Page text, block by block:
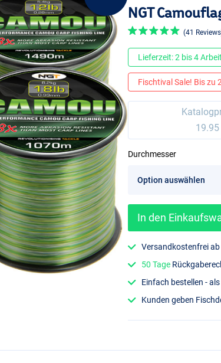
NGT
(41
Lieferzeit: 2 bis 4
Fischtival Sale! Bis zu
19.95
Durchmesser
In den
Versandkostenfrei
50 Tage
Einfach bestellen -
Kunden geben